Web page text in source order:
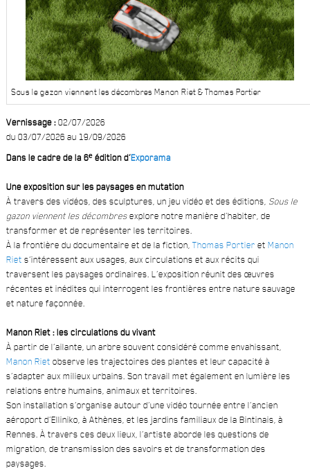
Sous le gazon viennent les décombres Manon Riet & Thomas Portier
Vernissage :02/07/2026
du 03/07/2026 au 19/09/2026
Dans le cadre de la 6ᵉ édition d’Exporama
Une exposition sur les paysages en mutation
À travers des vidéos, des sculptures, un jeu vidéo et des éditions, Sous le
gazon viennent les décombresexplore notre manière d’habiter, de
transformer et de représenter les territoires.
À la frontière du documentaire et de la fiction, Thomas Portier et Manon
Riet s’intéressent aux usages, aux circulations et aux récits qui
traversent les paysages ordinaires. L’exposition réunit des œuvres
récentes et inédites qui interrogent les frontières entre nature sauvage
et nature façonnée.
Manon Riet : les circulations du vivant
À partir de l’ailante, un arbre souvent considéré comme envahissant,
Manon Riet observe les trajectoires des plantes et leur capacité à
s’adapter aux milieux urbains. Son travail met également en lumière les
relations entre humains, animaux et territoires.
Son installation s’organise autour d’une vidéo tournée entre l’ancien
aéroport d’Elliniko, à Athènes, et les jardins familiaux de la Bintinais, à
Rennes. À travers ces deux lieux, l’artiste aborde les questions de
migration, de transmission des savoirs et de transformation des
paysages.